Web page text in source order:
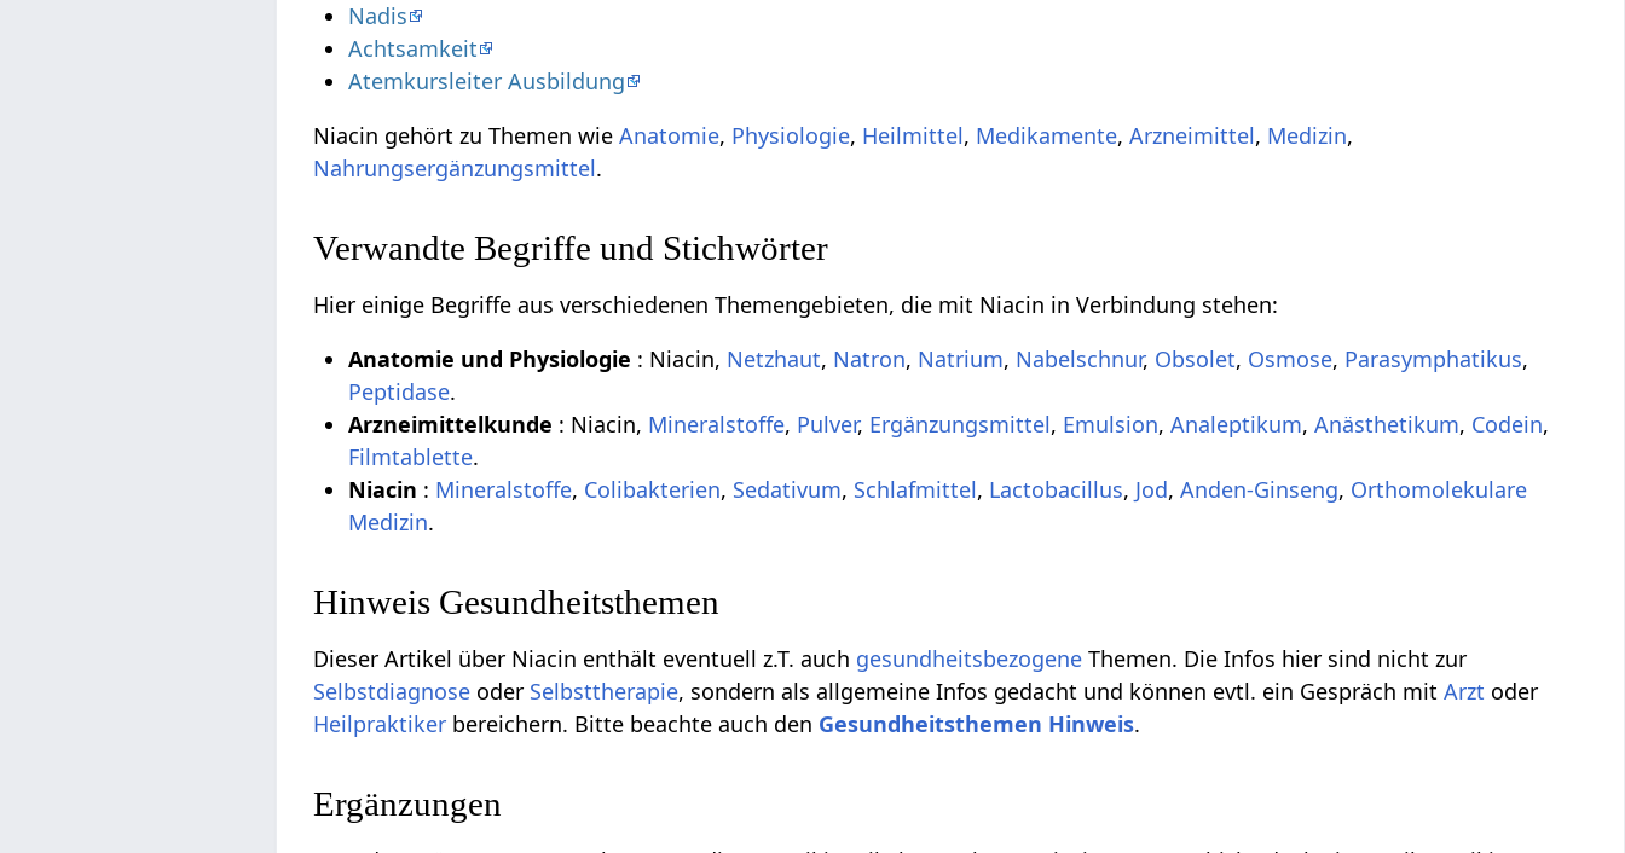
Nadis
Achtsamkeit
Atemkursleiter Ausbildung
Niacin gehört zu Themen wieAnatomie, Physiologie, Heilmittel, Medikamente,Arzneimittel, Medizin,
Nahrungsergänzungsmittel.
Verwandte Begriffe und Stichwörter
Hier einige Begriffe aus verschiedenen Themengebieten, die mit Niacin in Verbindung stehen:
Anatomie und Physiologie : Niacin, Netzhaut, Natron, Natrium, Nabelschnur, Obsolet, Osmose, Parasymphatikus,
Peptidase.
Arzneimittelkunde : Niacin, Mineralstoffe, Pulver, Ergänzungsmittel, Emulsion,Analeptikum,Anästhetikum, Codein,
Filmtablette.
Niacin : Mineralstoffe, Colibakterien, Sedativum, Schlafmittel, Lactobacillus, Jod,Anden-Ginseng, Orthomolekulare
Medizin.
Hinweis Gesundheitsthemen
Dieser Artikel über Niacin enthält eventuell z.T. auch gesundheitsbezogene Themen. Die Infos hier sind nicht zur
Selbstdiagnose oder Selbsttherapie, sondern als allgemeine Infos gedacht und können evtl. ein Gespräch mitArzt oder
Heilpraktiker bereichern. Bitte beachte auch den Gesundheitsthemen Hinweis.
Ergänzungen